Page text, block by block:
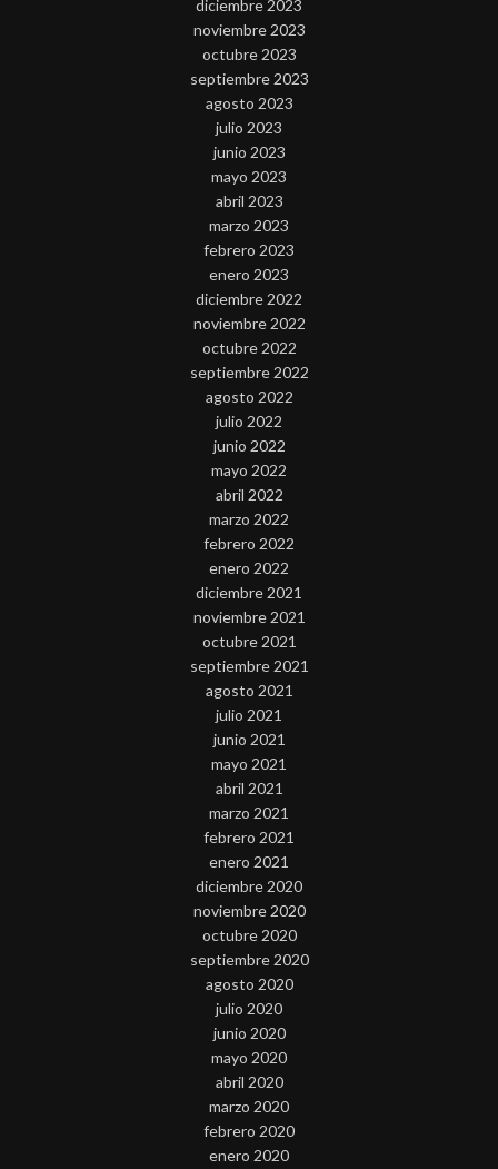
diciembre 2023
noviembre 2023
octubre 2023
septiembre 2023
agosto 2023
julio 2023
junio 2023
mayo 2023
abril 2023
marzo 2023
febrero 2023
enero 2023
diciembre 2022
noviembre 2022
octubre 2022
septiembre 2022
agosto 2022
julio 2022
junio 2022
mayo 2022
abril 2022
marzo 2022
febrero 2022
enero 2022
diciembre 2021
noviembre 2021
octubre 2021
septiembre 2021
agosto 2021
julio 2021
junio 2021
mayo 2021
abril 2021
marzo 2021
febrero 2021
enero 2021
diciembre 2020
noviembre 2020
octubre 2020
septiembre 2020
agosto 2020
julio 2020
junio 2020
mayo 2020
abril 2020
marzo 2020
febrero 2020
enero 2020